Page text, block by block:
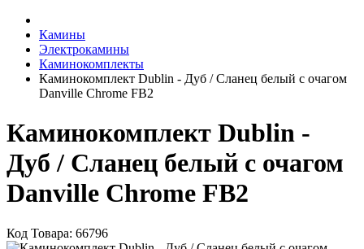
Камины
Электрокамины
Каминокомплекты
Каминокомплект Dublin - Дуб / Сланец белый с очагом
Danville Chrome FB2
Каминокомплект Dublin -
Дуб / Сланец белый с очагом
Danville Chrome FB2
Код Товара: 66796